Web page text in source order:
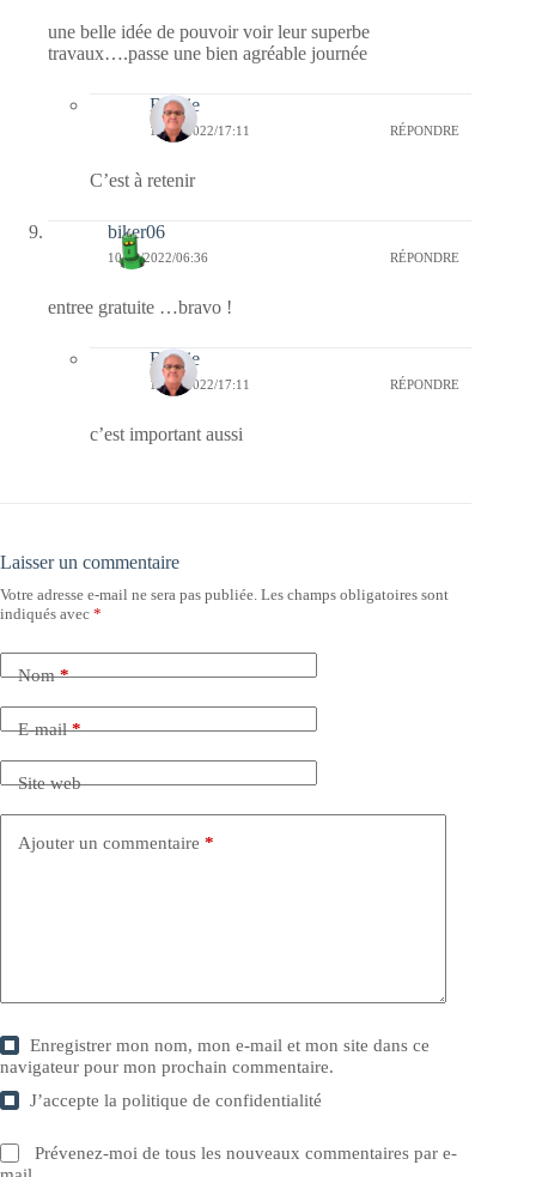
une belle idée de pouvoir voir leur superbe
travaux….passe une bien agréable journée
Bernie
10/08/2022/17:11 RÉPONDRE
C’est à retenir
biker06
10/08/2022/06:36 RÉPONDRE
entree gratuite …bravo !
Bernie
10/08/2022/17:11 RÉPONDRE
c’est important aussi
Laisser un commentaire
Votre adresse e-mail ne sera pas publiée. Les champs obligatoires sont
indiqués avec *
Nom*
E-mail*
Site web
Ajouter un commentaire *
Enregistrer mon nom, mon e-mail et mon site dans ce
navigateur pour mon prochain commentaire.
J’accepte lapolitique de confidentialité
Prévenez-moi de tous les nouveaux commentaires par e-